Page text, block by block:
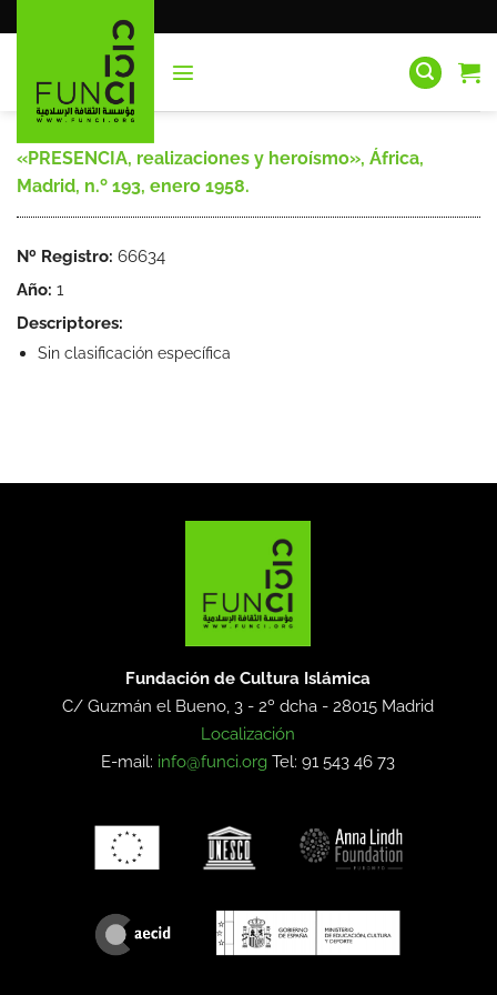
al
«PRESENCIA, realizaciones y heroísmo», África,
Madrid, n.º 193, enero 1958.
Nº Registro: 66634
Año: 1
Descriptores:
Sin clasificación específica
Fundación de Cultura Islámica
C/ Guzmán el Bueno, 3 - 2º dcha -28015 Madrid
Localización
E-mail: info@funci.org Tel: 91 543 46 73